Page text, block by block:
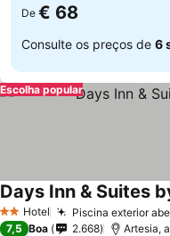
De € 68
Consulte os preços de 6
Escolha popular
2 Estrelas
Hotel Piscina exterior
Days Inn & Suites
7,5 Boa 2.668 Artesia,